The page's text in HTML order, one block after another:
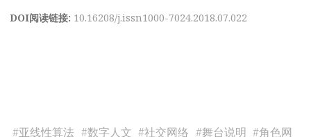
DOI阅读链接: 10.16208/j.issn1000-7024.2018.07.022
#亚线性算法 #数字人文 #社交网络 #舞台说明 #角色网